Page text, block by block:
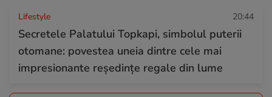
Lifestyle 20:44
Secretele Palatului Topkapi, simbolul puterii
otomane: povestea uneia dintre cele mai
impresionante reședințe regale din lume